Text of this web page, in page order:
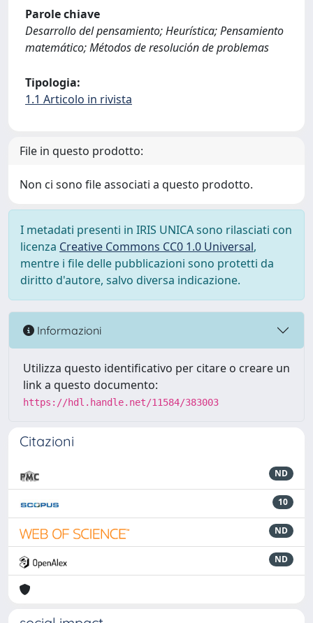
Parole chiave
Desarrollo del pensamiento; Heurística; Pensamiento
matemático; Métodos de resolución de problemas
Tipologia:
1.1 Articolo in rivista
File in questo prodotto:
Non ci sono file associati a questo prodotto.
I metadati presenti in IRIS UNICA sono rilasciati con
licenza Creative Commons CC0 1.0 Universal,
mentre i file delle pubblicazioni sono protetti da
diritto d'autore, salvo diversa indicazione.
Informazioni
Utilizza questo identificativo per citare o creare un
link a questo documento:
https://hdl.handle.net/11584/383003
Citazioni
ND
10
ND
ND